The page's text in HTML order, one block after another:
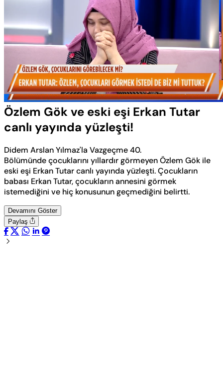
Sesi
Aç
Yüklendi :
13.42%
Oynatma
Hızı
Özlem Gök ve eski eşi Erkan Tutar
canlı yayında yüzleşti!
Didem Arslan Yılmaz'la Vazgeçme 40.
Bölümünde çocuklarını yıllardır görmeyen Özlem Gök ile
eski eşi Erkan Tutar canlı yayında yüzleşti. Çocukların
babası Erkan Tutar, çocukların annesini görmek
istemediğini ve hiç konusunun geçmediğini belirtti.
Devamını Göster
Paylaş